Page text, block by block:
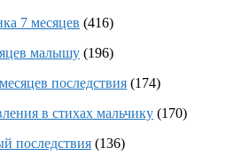
7 месяцев (416)
малышу (196)
последствия (174)
в стихах мальчику (170)
последствия (136)